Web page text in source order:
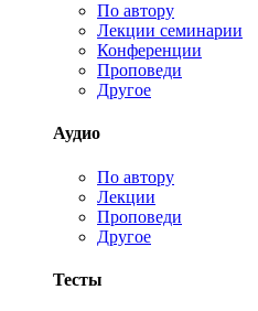
По автору
Лекции семинарии
Конференции
Проповеди
Другое
Аудио
По автору
Лекции
Проповеди
Другое
Тесты